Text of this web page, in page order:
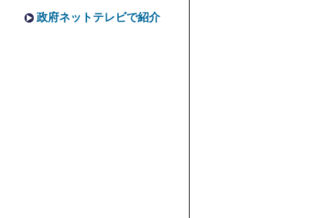
政府ネットテレビで紹介